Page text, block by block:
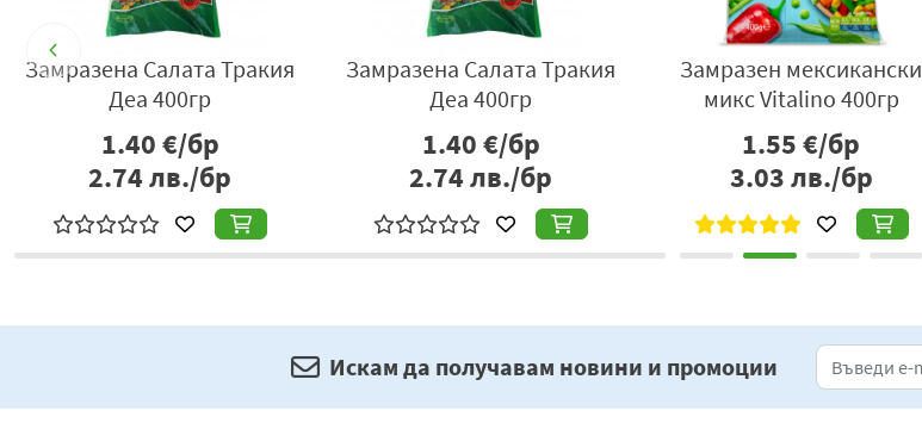
Замразена Салата Тракия
Деа 400гр
1.40€/бр
2.74лв./бр
Замразена Салата Тракия
Деа 400гр
1.40€/бр
2.74лв./бр
Замразен мексикански
микс Vitalino 400гр
1.55€/бр
3.03лв./бр
Искам да получавам новини и промоции